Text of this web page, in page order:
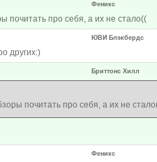
Феникс
почитать про себя, а их не стало((
ЮВИ Блэкбердс
других:)
Бриттонс Хилл
почитать про себя, а их не
Феникс